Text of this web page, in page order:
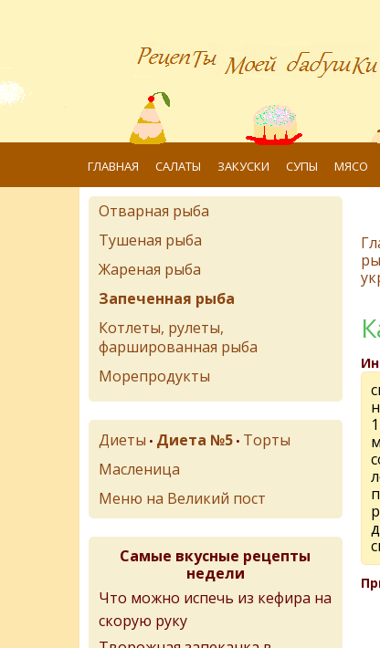
ГЛАВНАЯ САЛАТЫ ЗАКУСКИ СУПЫ МЯСО
Отварная рыба
Тушеная рыба
Жареная рыба
Запеченная рыба
Котлеты, рулеты,
фаршированная рыба
Морепродукты
Диеты • Диета №5 • Торты
Масленица
Меню на Великий пост
Самые вкусные рецепты
недели
Что можно испечь из кефира на
скорую руку